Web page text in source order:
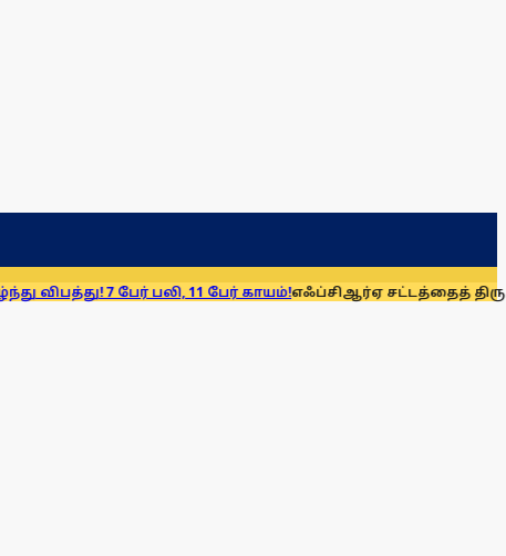
பேர் பலி, 11 பேர் காயம்!எஃப்சிஆர்ஏ சட்டத்தைத் திரும்பப்